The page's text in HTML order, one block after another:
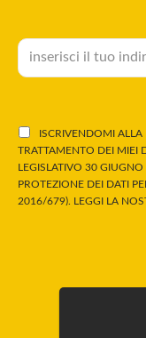
ISCRIVENDOMI ALLA
TRATTAMENTO DEI MIEI
LEGISLATIVO 30
PROTEZIONE DEI DATI
2016/679). LEGGI LA